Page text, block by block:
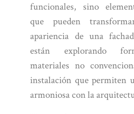
funcionales, sino
que pueden
apariencia de una
están explorando
materiales no
instalación que permiten
armoniosa con la